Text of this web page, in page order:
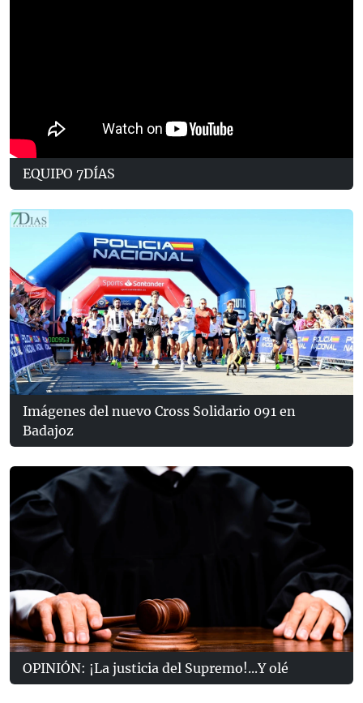
EQUIPO 7DÍAS
Imágenes del nuevo Cross Solidario 091 en
Badajoz
OPINIÓN: ¡La justicia del Supremo!...Y olé